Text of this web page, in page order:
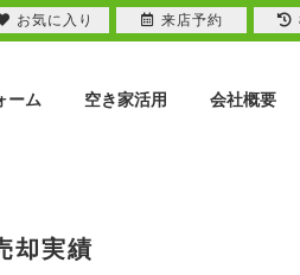
ーム 空き家活用 会社概要
却実績
お気に入り 来店予約